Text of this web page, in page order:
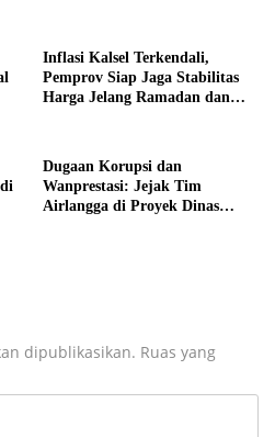
Inflasi Kalsel Terkendali,
Pemprov Siap Jaga Stabilitas
Harga Jelang Ramadan dan
Dugaan Korupsi dan
Wanprestasi: Jejak Tim
Airlangga di Proyek Dinas
dipublikasikan. Ruas yang